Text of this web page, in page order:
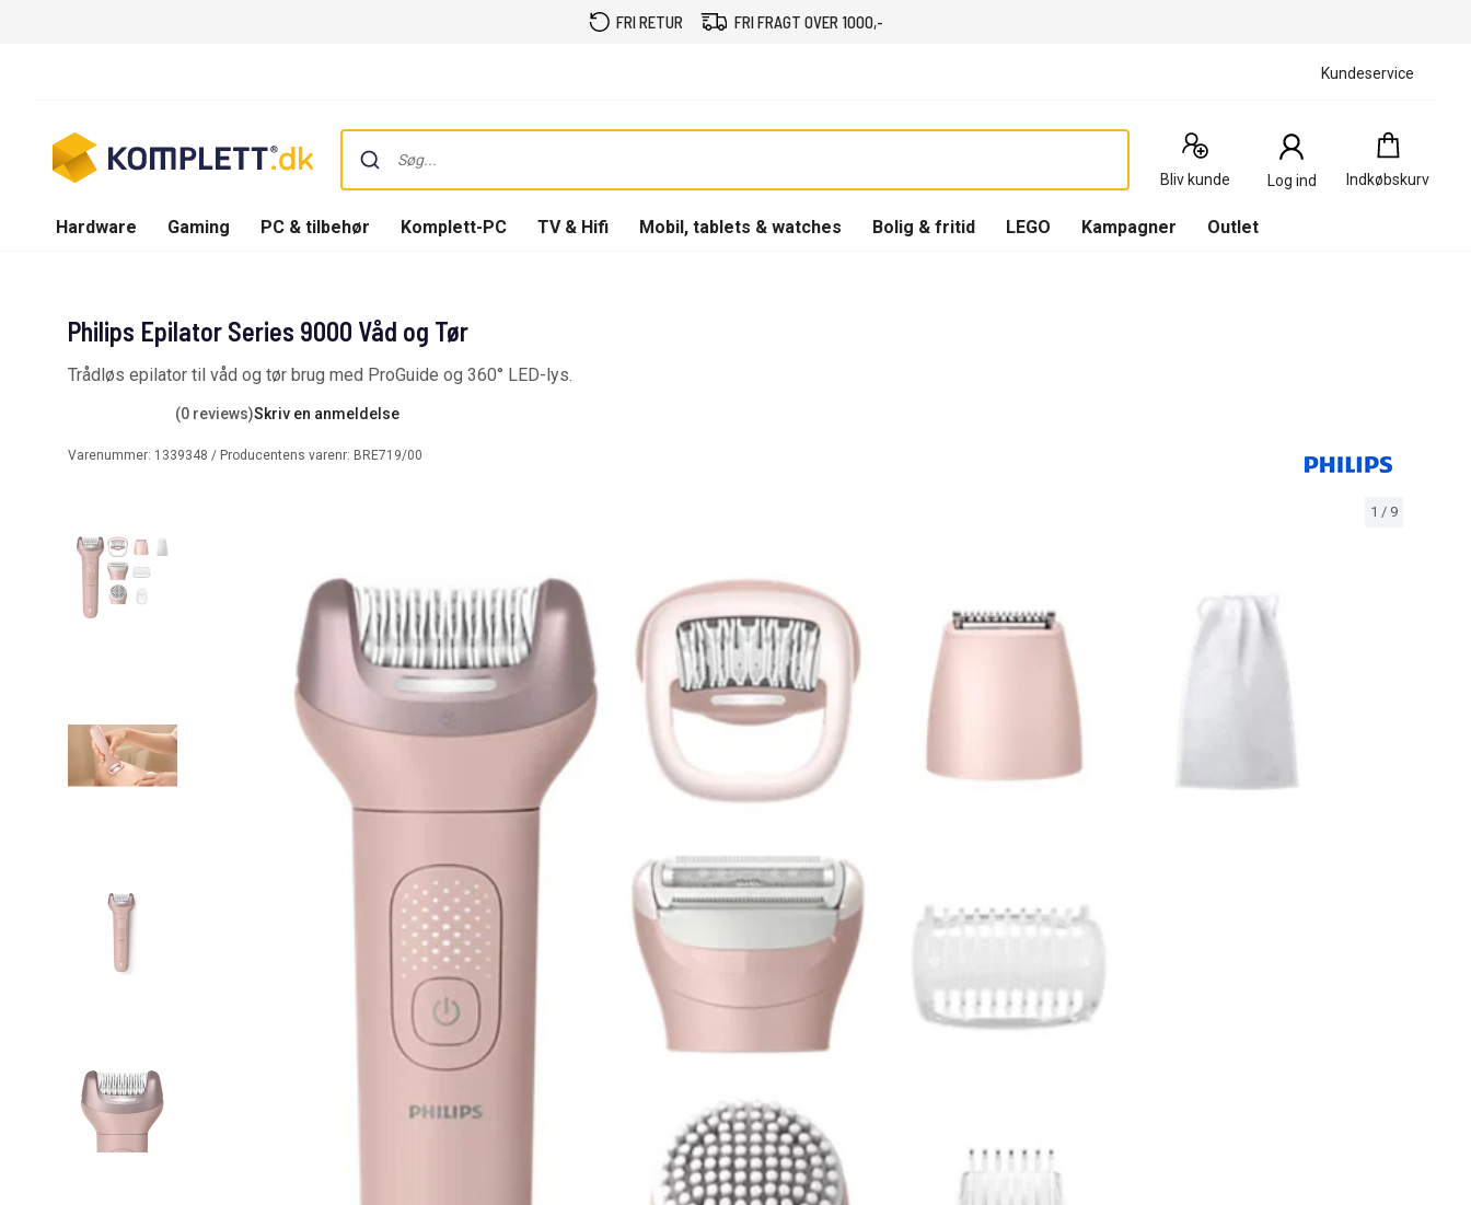
FRI RETUR FRI FRAGT OVER 1000,-
Kundeservice
Bliv kunde Log ind Indkøbskurv
Indkøbskurv
0
Produkter
Hardware Gaming PC & tilbehør Komplett-PC TV & Hifi Mobil, tablets & watches Bolig & fritid LEGO Kampagner Outlet
1 / 9
Philips Epilator Series 9000 Våd og Tør
Trådløs epilator til våd og tør brug med ProGuide og 360° LED-lys.
(0 reviews)Skriv en anmeldelse
Varenummer: 1339348 / Producentens varenr: BRE719/00